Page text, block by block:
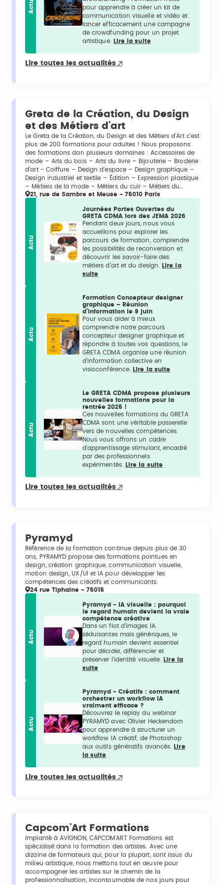
Actu
pour apprendre à créer un kit de
communication visuelle et vidéo et
lancer efficacement une campagne
de crowdfunding pour un projet
artistique.
Lire la suite
Lire toutes les actualités
Greta de la Création, du Design
et des Métiers d'art
Le Greta de la Création, du Design et des Métiers d’Art c’est
plus de 200 formations pour adultes ! Nous proposons
des formations dan plusieurs domaines : Accessoires de
mode – Arts du bois – Arts du livre – Bijouterie – Broderie
d’art - Coiffure – Design d’espace – Design graphique –
Design industriel et textile – Édition – Expression plastique
– Métiers de la mode – Métiers du cuir – Métiers du…
21, rue de Sambre et Meuse - 75010 Paris
Actu
Journées Portes Ouvertes du
GRETA CDMA lors des JEMA 2026
Pendant deux jours, nous vous
accueillons pour explorer les
parcours de formation, comprendre
les possibilités de reconversion et
découvrir les savoir-faire des
métiers d’art et du design.
Lire la
suite
Actu
Formation Concepteur designer
graphique – Réunion
d’information le 9 juin
Pour vous aider à mieux
comprendre notre parcours
concepteur designer graphique et
répondre à toutes vos questions, le
GRETA CDMA organise une réunion
d’information collective en
visioconférence.
Lire la suite
Actu
Le GRETA CDMA propose plusieurs
nouvelles formations pour la
rentrée 2025 !
Ces nouvelles formations du GRETA
CDMA sont une véritable passerelle
vers de nouvelles compétences.
Nous vous offrons un cadre
d'apprentissage stimulant, encadré
par des professionnels
expérimentés.
Lire la suite
Lire toutes les actualités
Pyramyd
Référence de la formation continue depuis plus de 30
ans, PYRAMYD propose des formations pointues en
design, création graphique, communication visuelle,
motion design, UX/UI et IA pour développer les
compétences des créatifs et communicants.
24 rue Tiphaine - 75015
Actu
Pyramyd - IA visuelle : pourquoi
le regard humain devient la vraie
compétence créative
Dans un flot d’images IA
séduisantes mais génériques, le
regard humain devient essentiel
pour décider, différencier et
préserver l’identité visuelle.
Lire la
suite
Actu
Pyramyd - Créatifs : comment
orchestrer un workflow IA
vraiment efficace ?
Découvrez le replay du webinar
PYRAMYD avec Olivier Heckendorn
pour apprendre à structurer un
workflow IA créatif, de Photoshop
aux outils génératifs avancés.
Lire
la suite
Lire toutes les actualités
Capcom'Art Formations
Implanté à AVIGNON, CAPCOM'ART Formations est
spécialisé dans la formation des artistes. Avec une
dizaine de formateurs qui, pour la plupart, sont issus du
milieu artistique, nous mettons tout en œuvre pour
accompagner les artistes sur le chemin de la
professionnalisation, incontournable de nos jours pour